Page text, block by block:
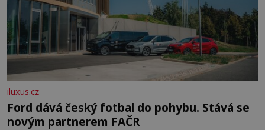
iluxus.cz
Ford dává český fotbal do pohybu. Stává se
novým partnerem FAČR